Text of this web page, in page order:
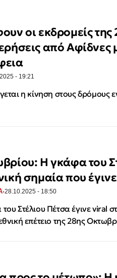
οι εκδρομείς
από Αφίδνες
- 19:21
η κίνηση στους δρόμους
Η γκάφα του
σημαία που
·28.10.2025 - 18:50
Στέλιου Πέτσα έγινε viral
επέτειο της 28ης